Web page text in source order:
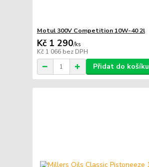
Motul 300V Competition 10W-40 2l
Kč 1 290/ks
Kč 1 066 bez DPH
Přidat do košíku